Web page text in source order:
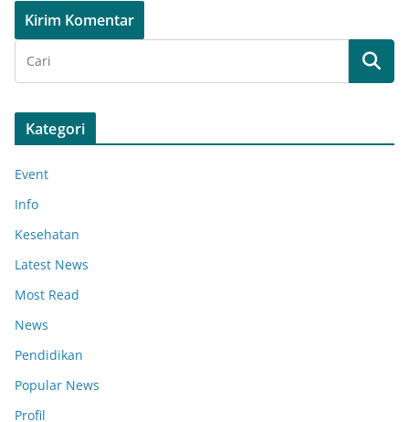
Kategori
Event
Info
Kesehatan
Latest News
Most Read
News
Pendidikan
Popular News
Profil